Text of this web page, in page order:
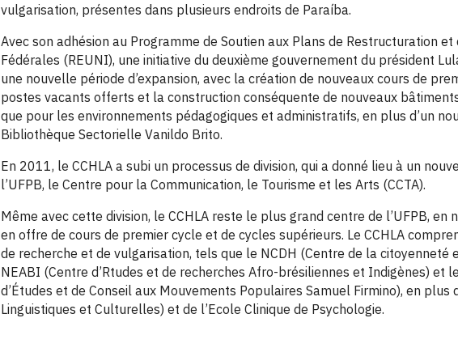
vulgarisation, présentes dans plusieurs endroits de Paraíba.
Avec son adhésion au Programme de Soutien aux Plans de Restructuration et
Fédérales (REUNI), une initiative du deuxième gouvernement du président
une nouvelle période d’expansion, avec la création de nouveaux cours de
postes vacants offerts et la construction conséquente de nouveaux
que pour les environnements pédagogiques et administratifs, en plus d’un
Bibliothèque Sectorielle Vanildo Brito.
En 2011, le CCHLA a subi un processus de division, qui a donné lieu à un
l’UFPB, le Centre pour la Communication, le Tourisme et les Arts (CCTA).
Même avec cette division, le CCHLA reste le plus grand centre de l’UFPB, en
en offre de cours de premier cycle et de cycles supérieurs. Le CCHLA
de recherche et de vulgarisation, tels que le NCDH (Centre de la citoyenneté
NEABI (Centre d’Rtudes et de recherches Afro-brésiliennes et Indigènes) et
d’Études et de Conseil aux Mouvements Populaires Samuel Firmino), en plus
Linguistiques et Culturelles) et de l’Ecole Clinique de Psychologie.